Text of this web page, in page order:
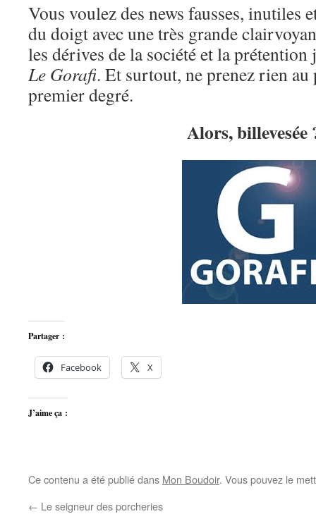
Vous voulez des news fausses, inutiles
du doigt avec une très grande
les dérives de la société et la
Le Gorafi. Et surtout, ne prenez rien
premier degré.
Alors, billevesée
Partager :
Facebook X
J’aime ça :
Ce contenu a été publié dans Mon Boudoir. Vous pouvez le
← Le seigneur des porcheries